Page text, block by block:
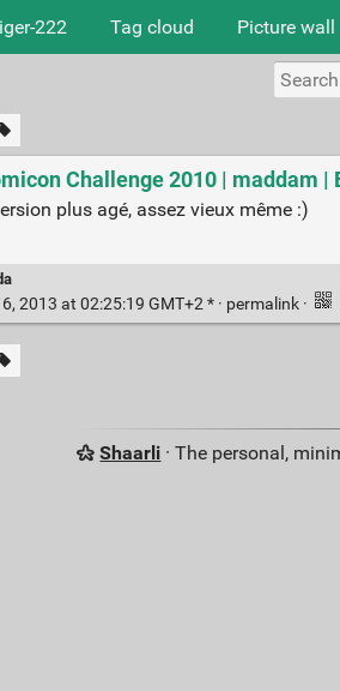
222 Tag cloud Picture wall
Challenge 2010 | maddam |
plus agé, assez vieux même :)
2013 at 02:25:19 GMT+2 * · permalink ·
Shaarli · The personal,